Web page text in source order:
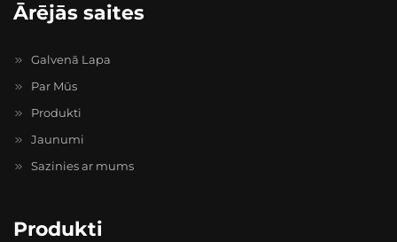
Ārējās saites
Galvenā Lapa
Par Mūs
Produkti
Jaunumi
Sazinies ar mums
Produkti